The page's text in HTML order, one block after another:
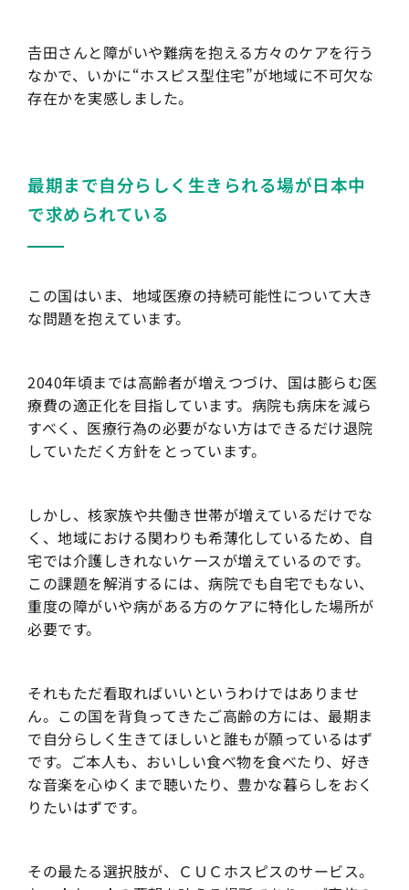
𠮷田さんと障がいや難病を抱える方々のケアを行う
なかで、いかに“ホスピス型住宅”が地域に不可欠な
存在かを実感しました。
最期まで自分らしく生きられる場が日本中
で求められている
この国はいま、地域医療の持続可能性について大き
な問題を抱えています。
2040年頃までは高齢者が増えつづけ、国は膨らむ医
療費の適正化を目指しています。病院も病床を減ら
すべく、医療行為の必要がない方はできるだけ退院
していただく方針をとっています。
しかし、核家族や共働き世帯が増えているだけでな
く、地域における関わりも希薄化しているため、自
宅では介護しきれないケースが増えているのです。
この課題を解消するには、病院でも自宅でもない、
重度の障がいや病がある方のケアに特化した場所が
必要です。
それもただ看取ればいいというわけではありませ
ん。この国を背負ってきたご高齢の方には、最期ま
で自分らしく生きてほしいと誰もが願っているはず
です。ご本人も、おいしい食べ物を食べたり、好き
な音楽を心ゆくまで聴いたり、豊かな暮らしをおく
りたいはずです。
その最たる選択肢が、ＣＵＣホスピスのサービス。